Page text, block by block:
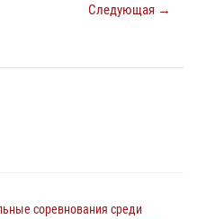
Следующая →
соревнования среди